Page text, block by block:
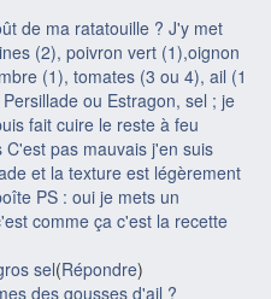
de ma ratatouille ? J'y met
(2), poivron vert (1),oignon
(1), tomates (3 ou 4), ail (1
ou Estragon, sel ; je
fait cuire le reste à feu
pas mauvais j'en suis
et la texture est légèrement
PS : oui je mets un
comme ça c'est la recette
sel(Répondre)
des gousses d'ail ?